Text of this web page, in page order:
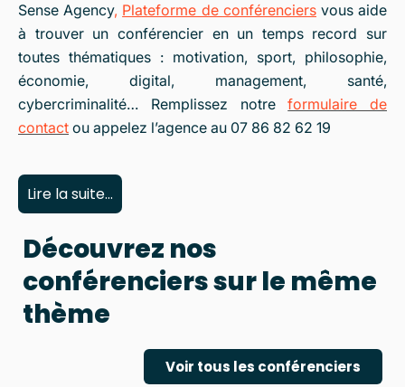
Sense Agency, Plateforme de conférenciersvous aide
à trouver un conférencier en un temps record sur
toutes thématiques : motivation, sport, philosophie,
économie, digital, management, santé,
cybercriminalité… Remplissez notreformulaire de
contact ou appelez l’agence au 07 86 82 62 19
Lire la suite...
Découvrez nos
conférenciers sur le même
thème
Voir tous les conférenciers